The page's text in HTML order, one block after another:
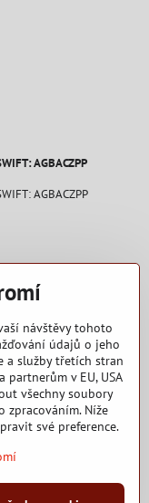
AGBACZPP
AGBACZPP
návštěvy tohoto
údajů o jeho
a služby třetích stran
v EU, USA
všechny soubory
zpracováním. Níže
své preference.